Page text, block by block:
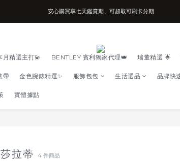
台南實體店面、兩年機芯保固、開立發票
月精選主打💫 BENTLEY 賓利獨家代理👑 瑞董精選 🌟
帶 金色腕錶精選✨ 服飾包包 生活選品 品牌快
實體據點
拉蒂4 件商品